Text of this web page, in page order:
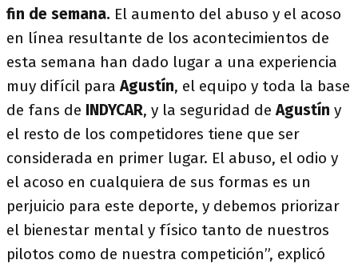
fin de semana. El aumento del abuso y el acoso
en línea resultante de los acontecimientos de
esta semana han dado lugar a una experiencia
muy difícil paraAgustín, el equipo y toda la base
de fans de INDYCAR, y la seguridad deAgustín y
el resto de los competidores tiene que ser
considerada en primer lugar. El abuso, el odio y
el acoso en cualquiera de sus formas es un
perjuicio para este deporte, y debemos priorizar
el bienestar mental y físico tanto de nuestros
pilotos como de nuestra competición”, explicó